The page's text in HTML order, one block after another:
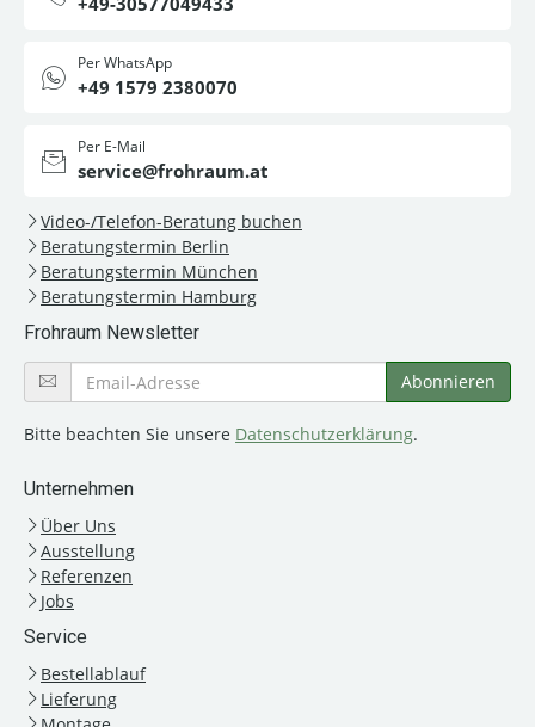
Per WhatsApp
+49 1579 2380070
Per E-Mail
service@frohraum.at
Video-/Telefon-Beratung buchen
Beratungstermin Berlin
Beratungstermin München
Beratungstermin Hamburg
Frohraum Newsletter
Bitte beachten Sie unsere Datenschutzerklärung.
Unternehmen
Über Uns
Ausstellung
Referenzen
Jobs
Service
Bestellablauf
Lieferung